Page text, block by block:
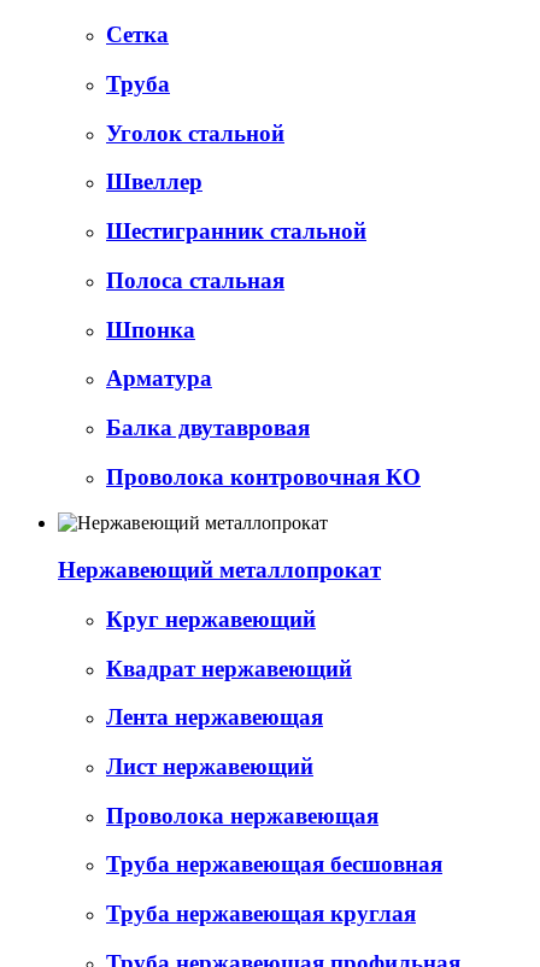
Сетка
Труба
Уголок стальной
Швеллер
Шестигранник стальной
Полоса стальная
Шпонка
Арматура
Балка двутавровая
Проволока контровочная КО
Нержавеющий металлопрокат
Круг нержавеющий
Квадрат нержавеющий
Лента нержавеющая
Лист нержавеющий
Проволока нержавеющая
Труба нержавеющая бесшовная
Труба нержавеющая круглая